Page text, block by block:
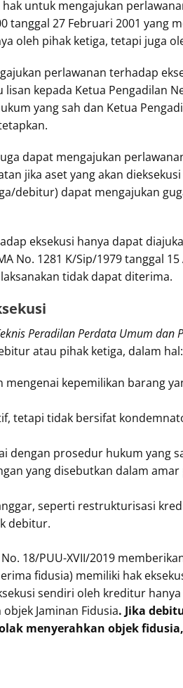
untuk mengajukan
tanggal 27 Februari 2001 yang
oleh pihak ketiga, tetapi juga
perlawanan terhadap
kepada Ketua Pengadilan
yang sah dan Ketua
dapat mengajukan
jika aset yang akan
debitur) dapat mengajukan
eksekusi hanya dapat
No. 1281 K/Sip/1979 tanggal
tidak dapat diterima.
Peradilan Perdata Umum dan
atau pihak ketiga, dalam hal:
kepemilikan barang
tetapi tidak bersifat
dengan prosedur hukum yang
yang disebutkan dalam
seperti restrukturisasi
debitur.
18/PUU-XVII/2019
fidusia) memiliki hak
sendiri oleh kreditur
Jaminan Fidusia. Jika
menyerahkan objek